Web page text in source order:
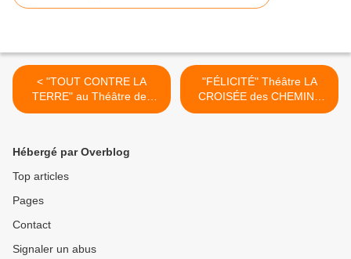
< "TOUT CONTRE LA
TERRE" au Théâtre des
BÉLIERS PARISIENS
"FÉLICITÉ" Théâtre LA
CROISÉE des CHEMINS
(Salle Belleville) >
Hébergé par Overblog
Top articles
Pages
Contact
Signaler un abus